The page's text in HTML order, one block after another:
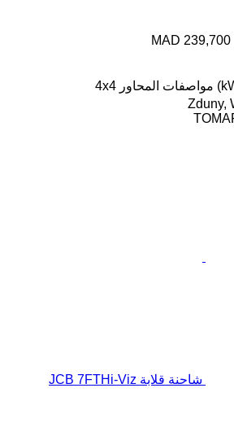
MAD 239,700
مواصفات المحاور 4x4
شاحنة قلابة JCB 7FTHi-Viz